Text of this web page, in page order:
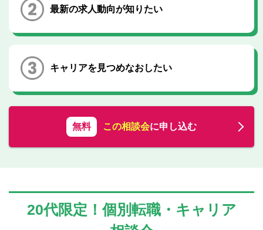
転職お役立ち情報
最新の求人動向が知りたい
キャリアを見つめなおしたい
無料 この相談会に申し込む
20代限定！個別転職・キャリア